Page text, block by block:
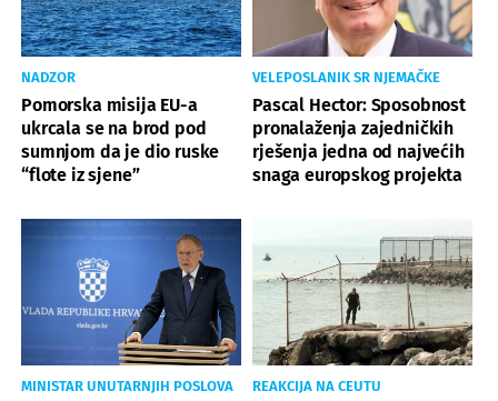
NADZOR
Pomorska misija EU-a
ukrcala se na brod pod
sumnjom da je dio ruske
“flote iz sjene”
VELEPOSLANIK SR NJEMAČKE
Pascal Hector: Sposobnost
pronalaženja zajedničkih
rješenja jedna od najvećih
snaga europskog projekta
MINISTAR UNUTARNJIH POSLOVA REAKCIJA NA CEUTU